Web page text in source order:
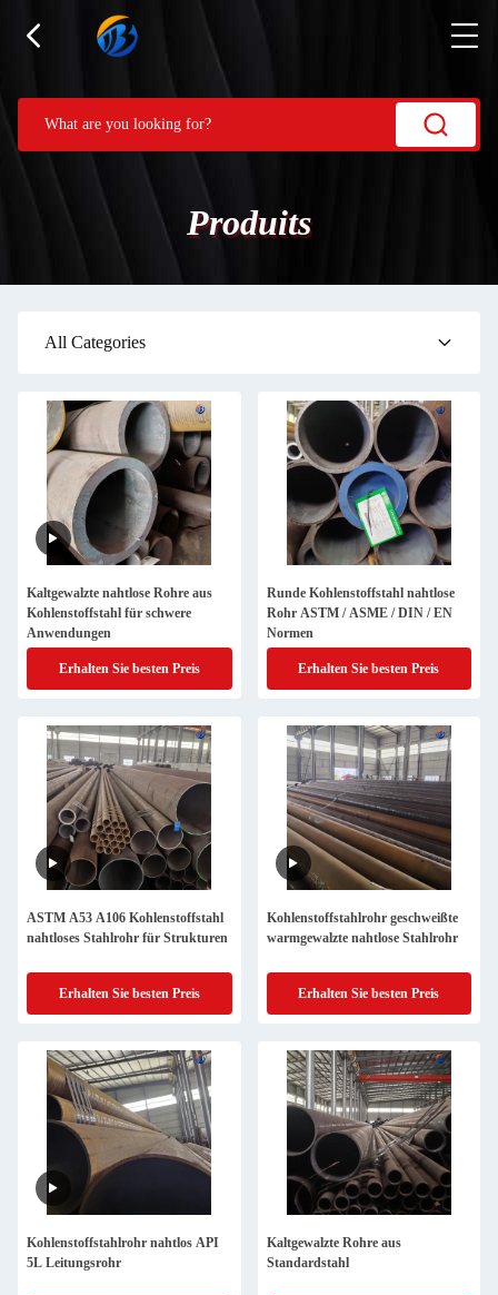
Produits
All Categories
Kaltgewalzte nahtlose Rohre aus
Kohlenstoffstahl für schwere
Anwendungen
Erhalten Sie besten Preis
Runde Kohlenstoffstahl nahtlose
Rohr ASTM / ASME / DIN / EN
Normen
Erhalten Sie besten Preis
ASTM A53 A106 Kohlenstoffstahl
nahtloses Stahlrohr für Strukturen
Erhalten Sie besten Preis
Kohlenstoffstahlrohr geschweißte
warmgewalzte nahtlose Stahlrohr
Erhalten Sie besten Preis
Kohlenstoffstahlrohr nahtlos API
5L Leitungsrohr
Kaltgewalzte Rohre aus
Standardstahl